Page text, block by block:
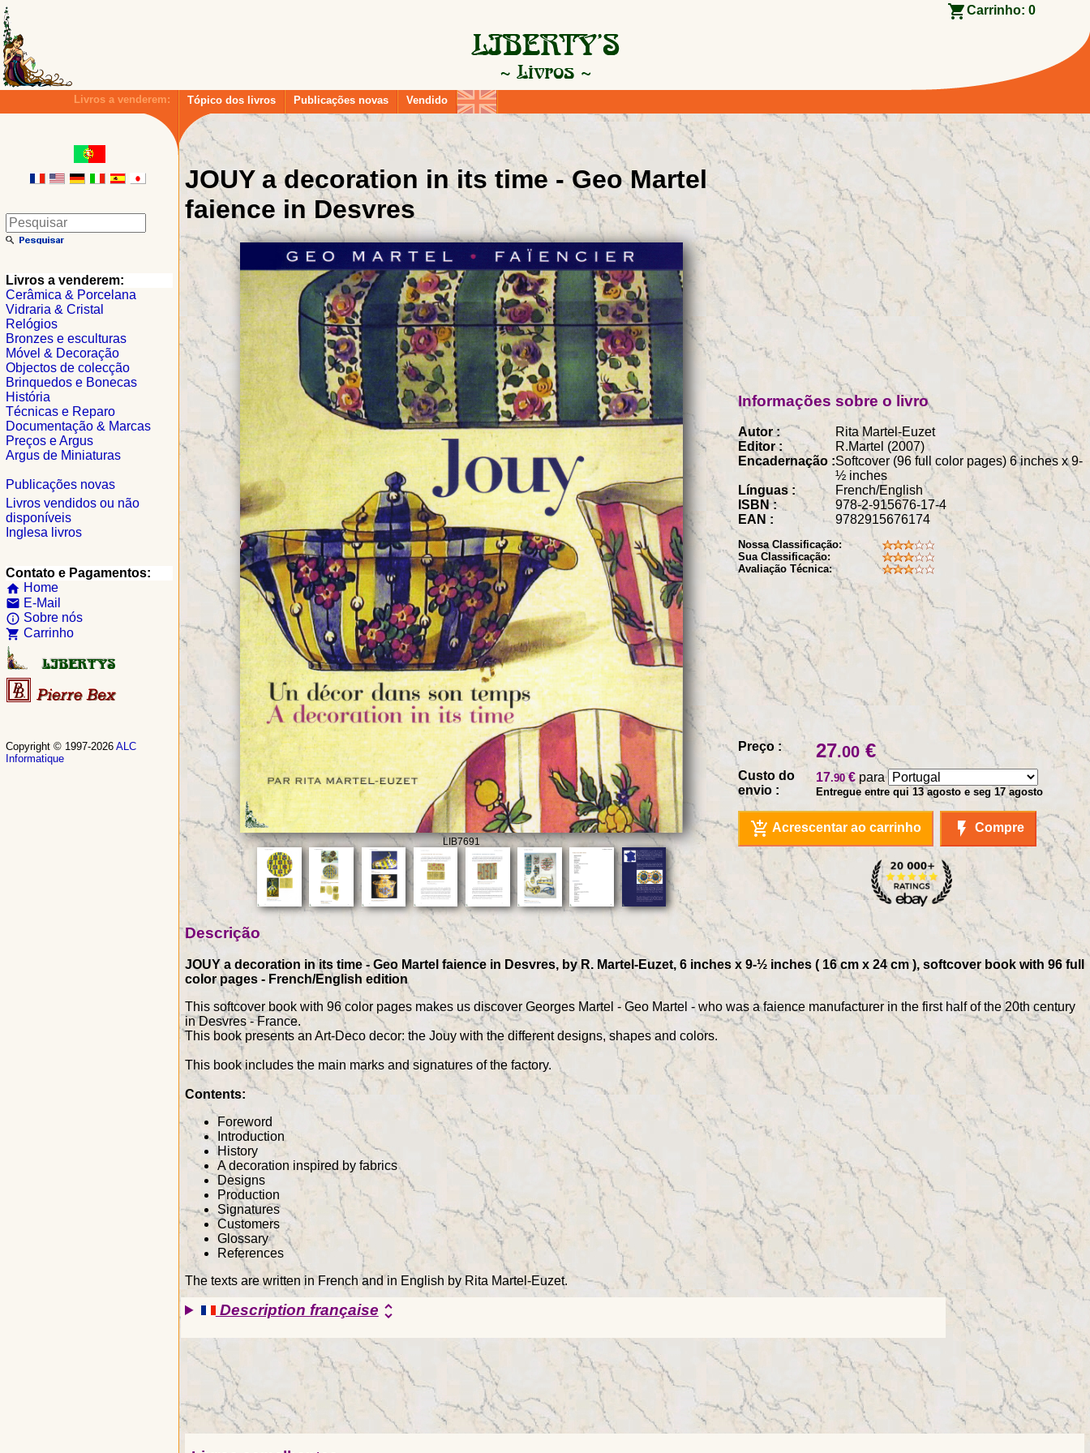
Carrinho: 0
Livros a venderem: Tópico dos livros Publicações novas Vendido
JOUY a decoration in its time - Geo Martel
faience in Desvres
LIB7691
Preço : 27.00€
Custo do
envio :
17.90€ para
Entregue entre qui 13 agosto e seg 17 agosto
add_shopping_cart Acrescentar ao carrinho flash_on Compre
Informações sobre o livro
Autor :
Rita Martel-Euzet
Editor :
R.Martel (2007)
Encadernação :Softcover (96 full color pages) 6 inches x 9-
½ inches
Línguas :
French/English
ISBN :
978-2-915676-17-4
EAN :
9782915676174
Nossa Classificação:
Sua Classificação:
Avaliação Técnica:
Descrição
JOUY a decoration in its time - Geo Martel faience in Desvres, by R. Martel-Euzet, 6 inches x 9-½ inches ( 16 cm x 24 cm ), softcover book with 96 full
color pages - French/English edition
This softcover book with 96 color pages makes us discover Georges Martel - Geo Martel - who was a faience manufacturer in the first half of the 20th century
in Desvres - France.
This book presents an Art-Deco decor: the Jouy with the different designs, shapes and colors.
This book includes the main marks and signatures of the factory.
Contents:
Foreword
Introduction
History
A decoration inspired by fabrics
Designs
Production
Signatures
Customers
Glossary
References
The texts are written in French and in English by Rita Martel-Euzet.
Description françaiseunfold_more
Livros a venderem:
Cerâmica & Porcelana
Vidraria & Cristal
Relógios
Bronzes e esculturas
Móvel & Decoração
Objectos de colecção
Brinquedos e Bonecas
História
Técnicas e Reparo
Documentação & Marcas
Preços e Argus
Argus de Miniaturas
Publicações novas
Livros vendidos ou não
disponíveis
Inglesa livros
Contato e Pagamentos:
home Home
email E-Mail
info_outline Sobre nós
shopping_cart Carrinho
Copyright © 1997-2026 ALC
Informatique